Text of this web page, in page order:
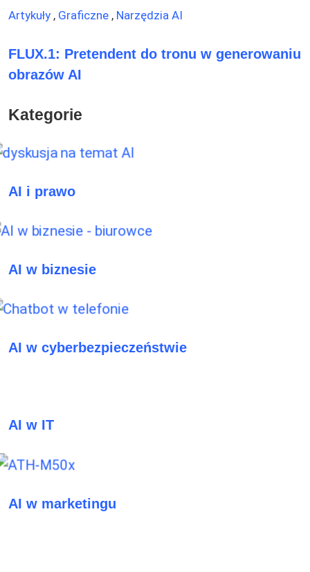
Artykuły , Graficzne , Narzędzia AI
FLUX.1: Pretendent do tronu w generowaniu
obrazów AI
Kategorie
AI i prawo
AI w biznesie
AI w cyberbezpieczeństwie
AI w IT
AI w marketingu